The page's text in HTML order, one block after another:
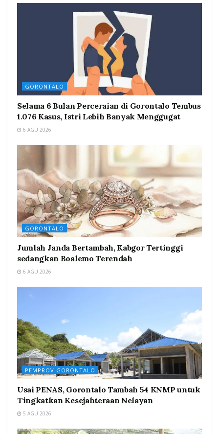
GORONTALO
Selama 6 Bulan Perceraian di Gorontalo Tembus
1.076 Kasus, Istri Lebih Banyak Menggugat
6 AGU 2026
GORONTALO
Jumlah Janda Bertambah, Kabgor Tertinggi
sedangkan Boalemo Terendah
6 AGU 2026
PEMPROV GORONTALO
Usai PENAS, Gorontalo Tambah 54 KNMP untuk
Tingkatkan Kesejahteraan Nelayan
5 AGU 2026